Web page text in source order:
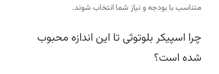
متناسب با بودجه و نیاز شما انتخاب شوند.
چرا اسپیکر بلوتوثی تا این اندازه محبوب
شده است؟